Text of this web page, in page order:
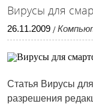
Вирусы для
26.11.2009 /
Статья Вирусы
разрешения